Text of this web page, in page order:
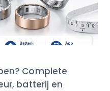
Complete
batterij en